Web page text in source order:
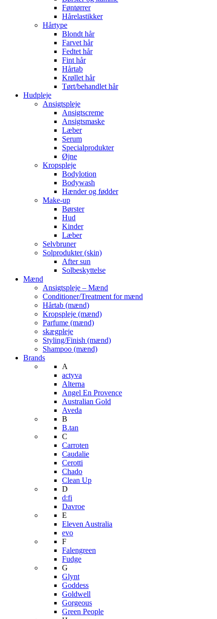
Føntørrer
Hårelastikker
Hårtype
Blondt hår
Farvet hår
Fedtet hår
Fint hår
Hårtab
Krøllet hår
Tørt/behandlet hår
Hudpleje
Ansigtspleje
Ansigtscreme
Ansigtsmaske
Læber
Serum
Specialprodukter
Øjne
Kropspleje
Bodylotion
Bodywash
Hænder og fødder
Make-up
Børster
Hud
Kinder
Læber
Selvbruner
Solprodukter (skin)
After sun
Solbeskyttelse
Mænd
Ansigtspleje – Mænd
Conditioner/Treatment for mænd
Hårtab (mænd)
Kropspleje (mænd)
Parfume (mænd)
skægpleje
Styling/Finish (mænd)
Shampoo (mænd)
Brands
A
actyva
Alterna
Angel En Provence
Australian Gold
Aveda
B
B.tan
C
Carroten
Caudalie
Cerotti
Chado
Clean Up
D
d:fi
Davroe
E
Eleven Australia
evo
F
Falengreen
Fudge
G
Glynt
Goddess
Goldwell
Gorgeous
Green People